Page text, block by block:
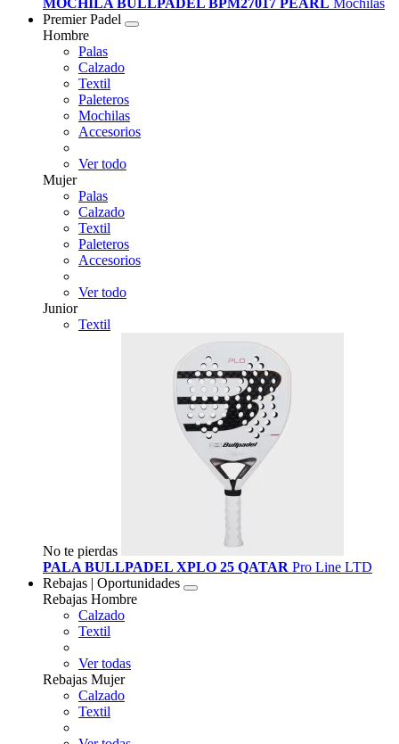
MOCHILA BULLPADEL BPM27017 PEARL Mochilas
Premier Padel
Hombre
Palas
Calzado
Textil
Paleteros
Mochilas
Accesorios
Ver todo
Mujer
Palas
Calzado
Textil
Paleteros
Accesorios
Ver todo
Junior
Textil
No te pierdas
PALA BULLPADEL XPLO 25 QATAR Pro Line LTD
Rebajas | Oportunidades
Rebajas Hombre
Calzado
Textil
Ver todas
Rebajas Mujer
Calzado
Textil